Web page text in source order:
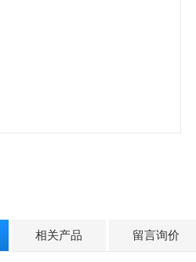
相关产品 留言询价